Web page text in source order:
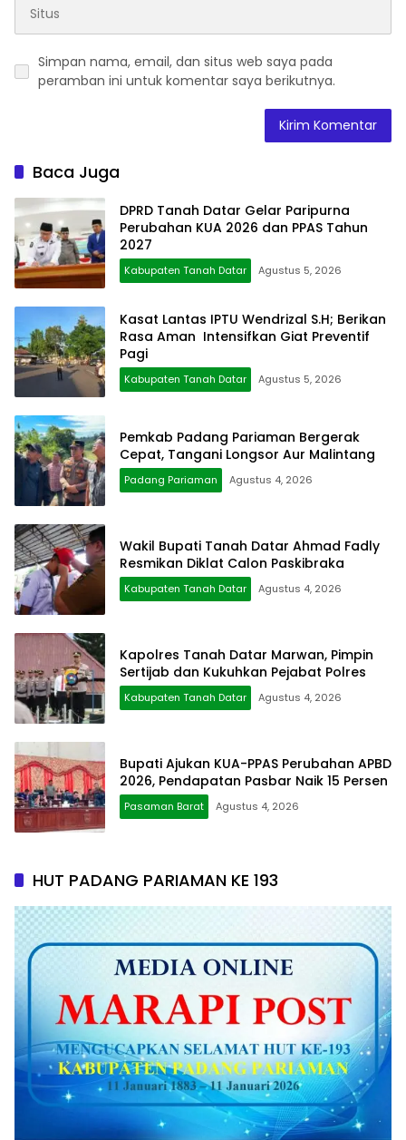
Simpan nama, email, dan situs web saya pada
peramban ini untuk komentar saya berikutnya.
Baca Juga
DPRD Tanah Datar Gelar Paripurna
Perubahan KUA 2026 dan PPAS Tahun
2027
Kabupaten Tanah Datar Agustus 5, 2026
Kasat Lantas IPTU Wendrizal S.H; Berikan
Rasa Aman Intensifkan Giat Preventif
Pagi
Kabupaten Tanah Datar Agustus 5, 2026
Pemkab Padang Pariaman Bergerak
Cepat, Tangani Longsor Aur Malintang
Padang Pariaman Agustus 4, 2026
Wakil Bupati Tanah Datar Ahmad Fadly
Resmikan Diklat Calon Paskibraka
Kabupaten Tanah Datar Agustus 4, 2026
Kapolres Tanah Datar Marwan, Pimpin
Sertijab dan Kukuhkan Pejabat Polres
Kabupaten Tanah Datar Agustus 4, 2026
Bupati Ajukan KUA-PPAS Perubahan APBD
2026, Pendapatan Pasbar Naik 15 Persen
Pasaman Barat Agustus 4, 2026
HUT PADANG PARIAMAN KE 193